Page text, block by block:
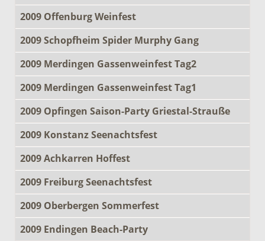
2009 Offenburg Weinfest
2009 Schopfheim Spider Murphy Gang
2009 Merdingen Gassenweinfest Tag2
2009 Merdingen Gassenweinfest Tag1
2009 Opfingen Saison-Party Griestal-Strauße
2009 Konstanz Seenachtsfest
2009 Achkarren Hoffest
2009 Freiburg Seenachtsfest
2009 Oberbergen Sommerfest
2009 Endingen Beach-Party